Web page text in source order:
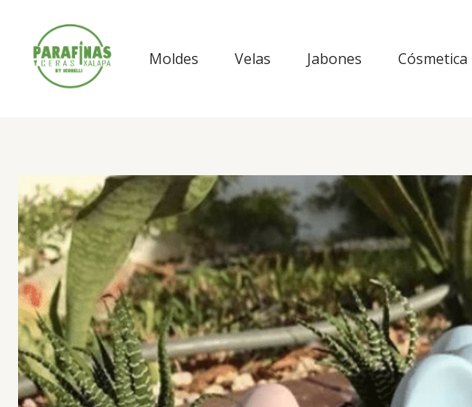
contenido
Moldes Velas Jabones Cósmetica